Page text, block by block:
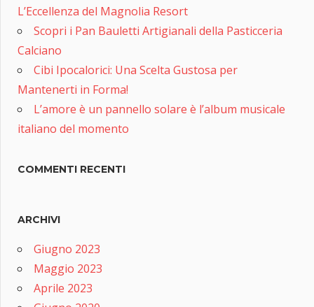
L’Eccellenza del Magnolia Resort
Scopri i Pan Bauletti Artigianali della Pasticceria
Calciano
Cibi Ipocalorici: Una Scelta Gustosa per
Mantenerti in Forma!
L’amore è un pannello solare è l’album musicale
italiano del momento
COMMENTI RECENTI
ARCHIVI
Giugno 2023
Maggio 2023
Aprile 2023